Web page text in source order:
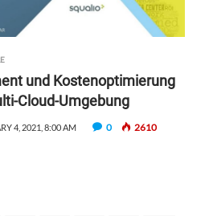
und Kostenoptimierung
Cloud-Umgebung
4, 2021, 8:00 AM 0 2610